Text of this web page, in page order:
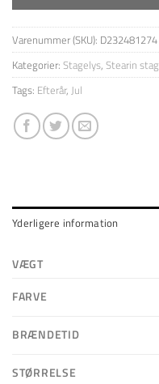
Varenummer (SKU): D232481274
Kategorier: Stagelys, Stearin
Tags: Efterår, Jul
Yderligere information
VÆGT
FARVE
BRÆNDETID
STØRRELSE